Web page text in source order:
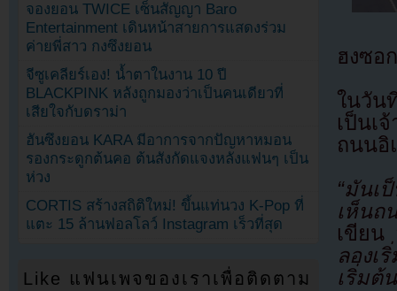
ฮงซอ
ในวัน
เป็นเ
ถนนอิ
“มันเ
เห็นถ
เขียน
ลองเ
เริ่มต้
จองยอน TWICE เซ็นสัญญา Baro
Entertainment เดินหน้าสายการแสดงร่วม
ค่ายพี่สาว กงซึงยอน
จีซูเคลียร์เอง! น้ำตาในงาน 10 ปี
BLACKPINK หลังถูกมองว่าเป็นคนเดียวที่
เสียใจกับดราม่า
ฮันซึงยอน KARA มีอาการจากปัญหาหมอน
รองกระดูกต้นคอ ต้นสังกัดแจงหลังแฟนๆ เป็น
ห่วง
CORTIS สร้างสถิติใหม่! ขึ้นแท่นวง K-Pop ที่
แตะ 15 ล้านฟอลโลว์ Instagram เร็วที่สุด
Like แฟนเพจของเราเพื่อติดตาม